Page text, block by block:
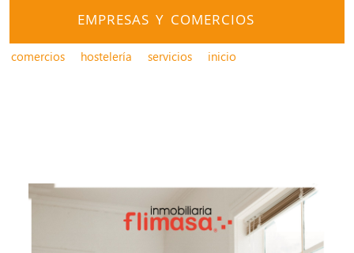
EMPRESAS Y COMERCIOS
comercios hostelería servicios inicio